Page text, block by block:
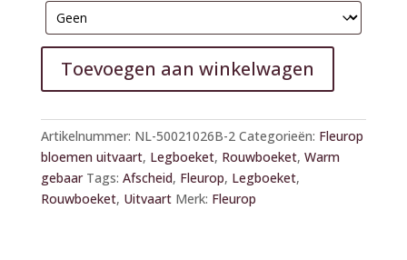
Toevoegen aan winkelwagen
l
t
e
r
n
Artikelnummer: NL-50021026B-2 Categorieën: Fleurop
bloemen uitvaart, Legboeket, Rouwboeket, Warm
gebaar Tags: Afscheid, Fleurop, Legboeket,
Rouwboeket, Uitvaart Merk: Fleurop